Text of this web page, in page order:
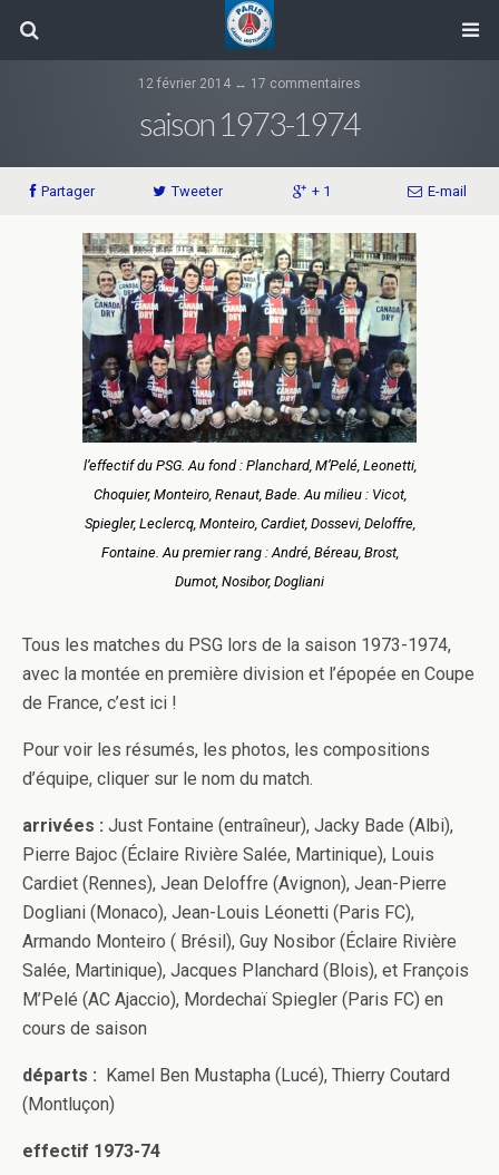
12 février 2014 ↔ 17 commentaires
saison 1973-1974
Partager Tweeter + 1 E-mail
l’effectif du PSG. Au fond : Planchard, M’Pelé, Leonetti,
Choquier, Monteiro, Renaut, Bade. Au milieu : Vicot,
Spiegler, Leclercq, Monteiro, Cardiet, Dossevi, Deloffre,
Fontaine. Au premier rang : André, Béreau, Brost,
Dumot, Nosibor, Dogliani
Tous les matches du PSG lors de la saison 1973-1974,
avec la montée en première division et l’épopée en Coupe
de France, c’est ici !
Pour voir les résumés, les photos, les compositions
d’équipe, cliquer sur le nom du match.
arrivées : Just Fontaine (entraîneur), Jacky Bade (Albi),
Pierre Bajoc (Éclaire Rivière Salée, Martinique), Louis
Cardiet (Rennes), Jean Deloffre (Avignon), Jean-Pierre
Dogliani (Monaco), Jean-Louis Léonetti (Paris FC),
Armando Monteiro ( Brésil), Guy Nosibor (Éclaire Rivière
Salée, Martinique), Jacques Planchard (Blois), et François
M’Pelé (AC Ajaccio), Mordechaï Spiegler (Paris FC) en
cours de saison
départs : Kamel Ben Mustapha (Lucé), Thierry Coutard
(Montluçon)
effectif 1973-74